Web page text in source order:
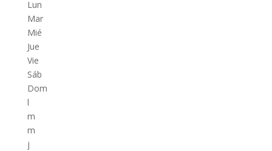
Lun
Mar
Mié
Jue
Vie
Sáb
Dom
l
m
m
j